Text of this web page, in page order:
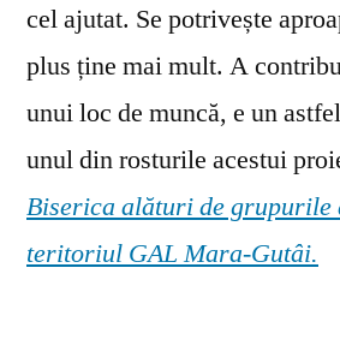
cel ajutat. Se potrivește
plus ține mai mult. A
unui loc de muncă, e un
unul din rosturile acestui
Biserica alături de grupurile
teritoriul GAL Mara-Gutâi.